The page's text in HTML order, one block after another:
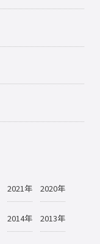
2021年 2020年
2014年 2013年